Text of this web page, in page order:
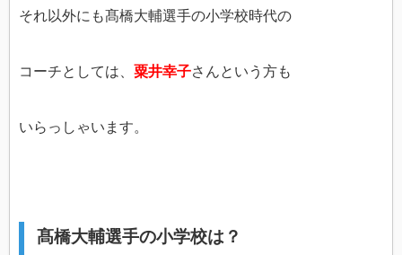
それ以外にも髙橋大輔選手の小学校時代の
コーチとしては、 粟井幸子さんという方も
いらっしゃいます。
髙橋大輔選手の小学校は？